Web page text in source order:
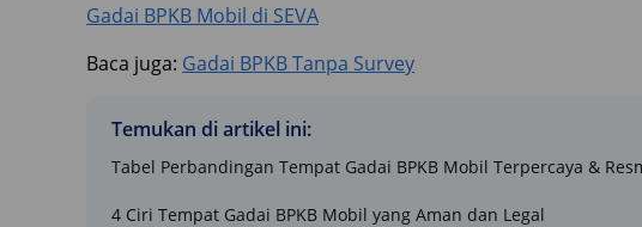
Gadai BPKB Mobil di SEVA
Baca juga: Gadai BPKB Tanpa Survey
Temukan di artikel ini:
Tabel Perbandingan Tempat Gadai BPKB Mobil Terpercaya &
4 Ciri Tempat Gadai BPKB Mobil yang Aman dan Legal